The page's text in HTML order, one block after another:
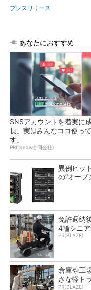
プレスリリース
あなたにおすすめ
SNSアカウントを着実に
長。実はみんなココ使っ
す。
PR(Dreaw合同会社)
異例ヒッ
の“オープ
免許返納
4輪シニ
PR(BLAZE)
倉庫や工
さな軽トラ
PR(BLAZE)